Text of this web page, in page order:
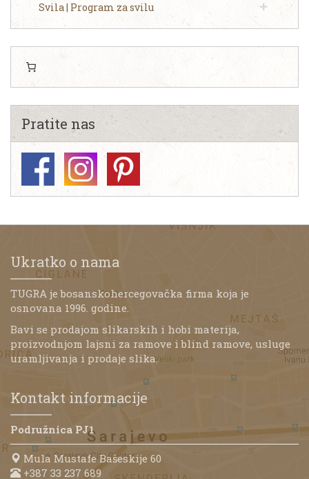
Svila | Program za svilu
Pratite nas
Ukratko o nama
TUGRA je bosanskohercegovačka firma koja je
osnovana 1996. godine.
Bavi se prodajom slikarskih i hobi materija,
proizvodnjom lajsni za ramove i blind ramove, usluge
uramljivanja i prodaje slika.
Kontakt informacije
Podružnica PJ1
Mula Mustafe Bašeskije 60
+387 33 237 689